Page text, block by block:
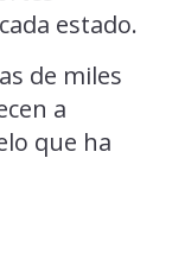
estado.
de miles
a
que ha